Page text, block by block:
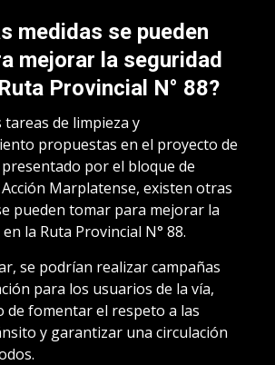
medidas se pueden
mejorar la seguridad
Provincial N° 88?
tareas de limpieza y
propuestas en el proyecto de
por el bloque de
Marplatense, existen otras
pueden tomar para mejorar la
la Ruta Provincial N° 88.
se podrían realizar campañas
para los usuarios de la vía,
de fomentar el respeto a las
y garantizar una circulación